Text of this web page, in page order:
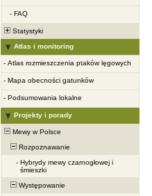
- FAQ
Statystyki
Atlas i monitoring
- Atlas rozmieszczenia ptaków lęgowych
- Mapa obecności gatunków
- Podsumowania lokalne
Projekty i porady
Mewy w Polsce
Rozpoznawanie
- Hybrydy mewy czarnogłowej i
śmieszki
Występowanie